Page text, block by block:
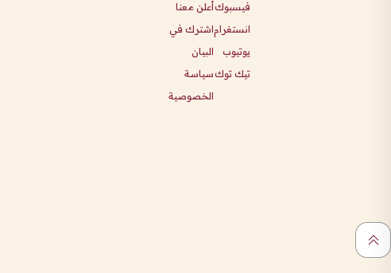
فيسبوك
انستغرام
يوتيوب
تيك توك
أعلن معنا
اشترك في
البيان
سياسة
الخصوصية